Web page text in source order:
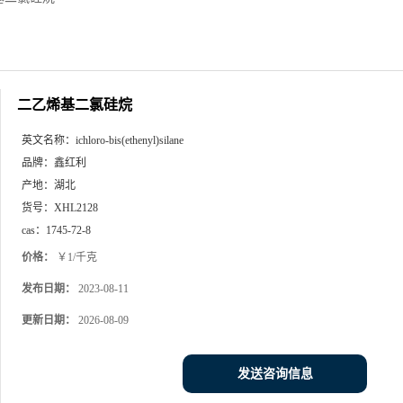
二乙烯基二氯硅烷
英文名称： ichloro-bis(ethenyl)silane
品牌： 鑫红利
产地： 湖北
货号： XHL2128
cas： 1745-72-8
价格： ￥1/千克
发布日期： 2023-08-11
更新日期： 2026-08-09
发送咨询信息